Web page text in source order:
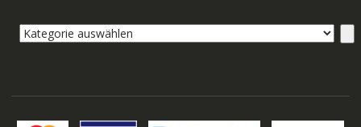
Kategorie